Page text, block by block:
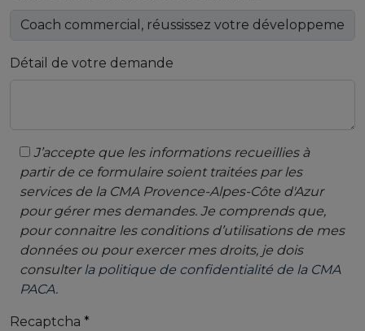
Détail de votre demande
J’accepte que les informations recueillies à
partir de ce formulaire soient traitées par les
services de la CMA Provence-Alpes-Côte d'Azur
pour gérer mes demandes. Je comprends que,
pour connaitre les conditions d’utilisations de mes
données ou pour exercer mes droits, je dois
consulterla politique de confidentialité de la CMA
PACA.
Recaptcha